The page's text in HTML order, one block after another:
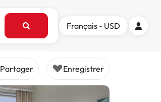
Français - USD
Partager Enregistrer